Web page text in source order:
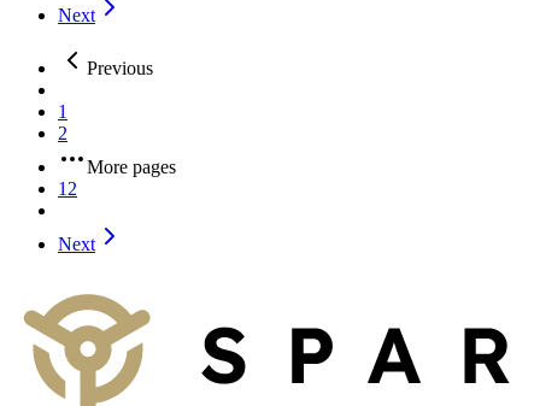
Next
Previous
1
2
More pages
12
Next